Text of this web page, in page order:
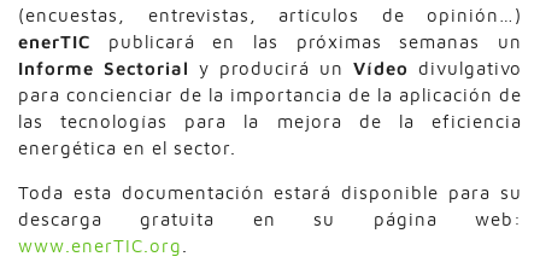
(encuestas, entrevistas, artículos de opinión…)
enerTIC publicará en las próximas semanas un
Informe Sectorial y producirá un Vídeo divulgativo
para concienciar de la importancia de la aplicación de
las tecnologías para la mejora de la eficiencia
energética en el sector.
Toda esta documentación estará disponible para su
descarga gratuita en su página web:
www.enerTIC.org